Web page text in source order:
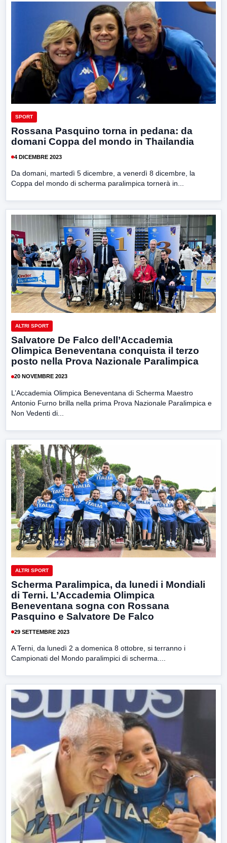
SPORT
Rossana Pasquino torna in pedana: da
domani Coppa del mondo in Thailandia
4 DICEMBRE 2023
Da domani, martedì 5 dicembre, a venerdì 8 dicembre, la
Coppa del mondo di scherma paralimpica tornerà in...
ALTRI SPORT
Salvatore De Falco dell’Accademia
Olimpica Beneventana conquista il terzo
posto nella Prova Nazionale Paralimpica
20 NOVEMBRE 2023
L’Accademia Olimpica Beneventana di Scherma Maestro
Antonio Furno brilla nella prima Prova Nazionale Paralimpica e
Non Vedenti di...
ALTRI SPORT
Scherma Paralimpica, da lunedi i Mondiali
di Terni. L’Accademia Olimpica
Beneventana sogna con Rossana
Pasquino e Salvatore De Falco
29 SETTEMBRE 2023
A Terni, da lunedì 2 a domenica 8 ottobre, si terranno i
Campionati del Mondo paralimpici di scherma....